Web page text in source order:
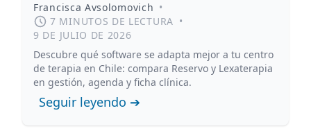
Francisca Avsolomovich •
7 MINUTOS DE LECTURA •
9 DE JULIO DE 2026
Descubre qué software se adapta mejor a tu centro
de terapia en Chile: compara Reservo y Lexaterapia
en gestión, agenda y ficha clínica.
Seguir leyendo ➔